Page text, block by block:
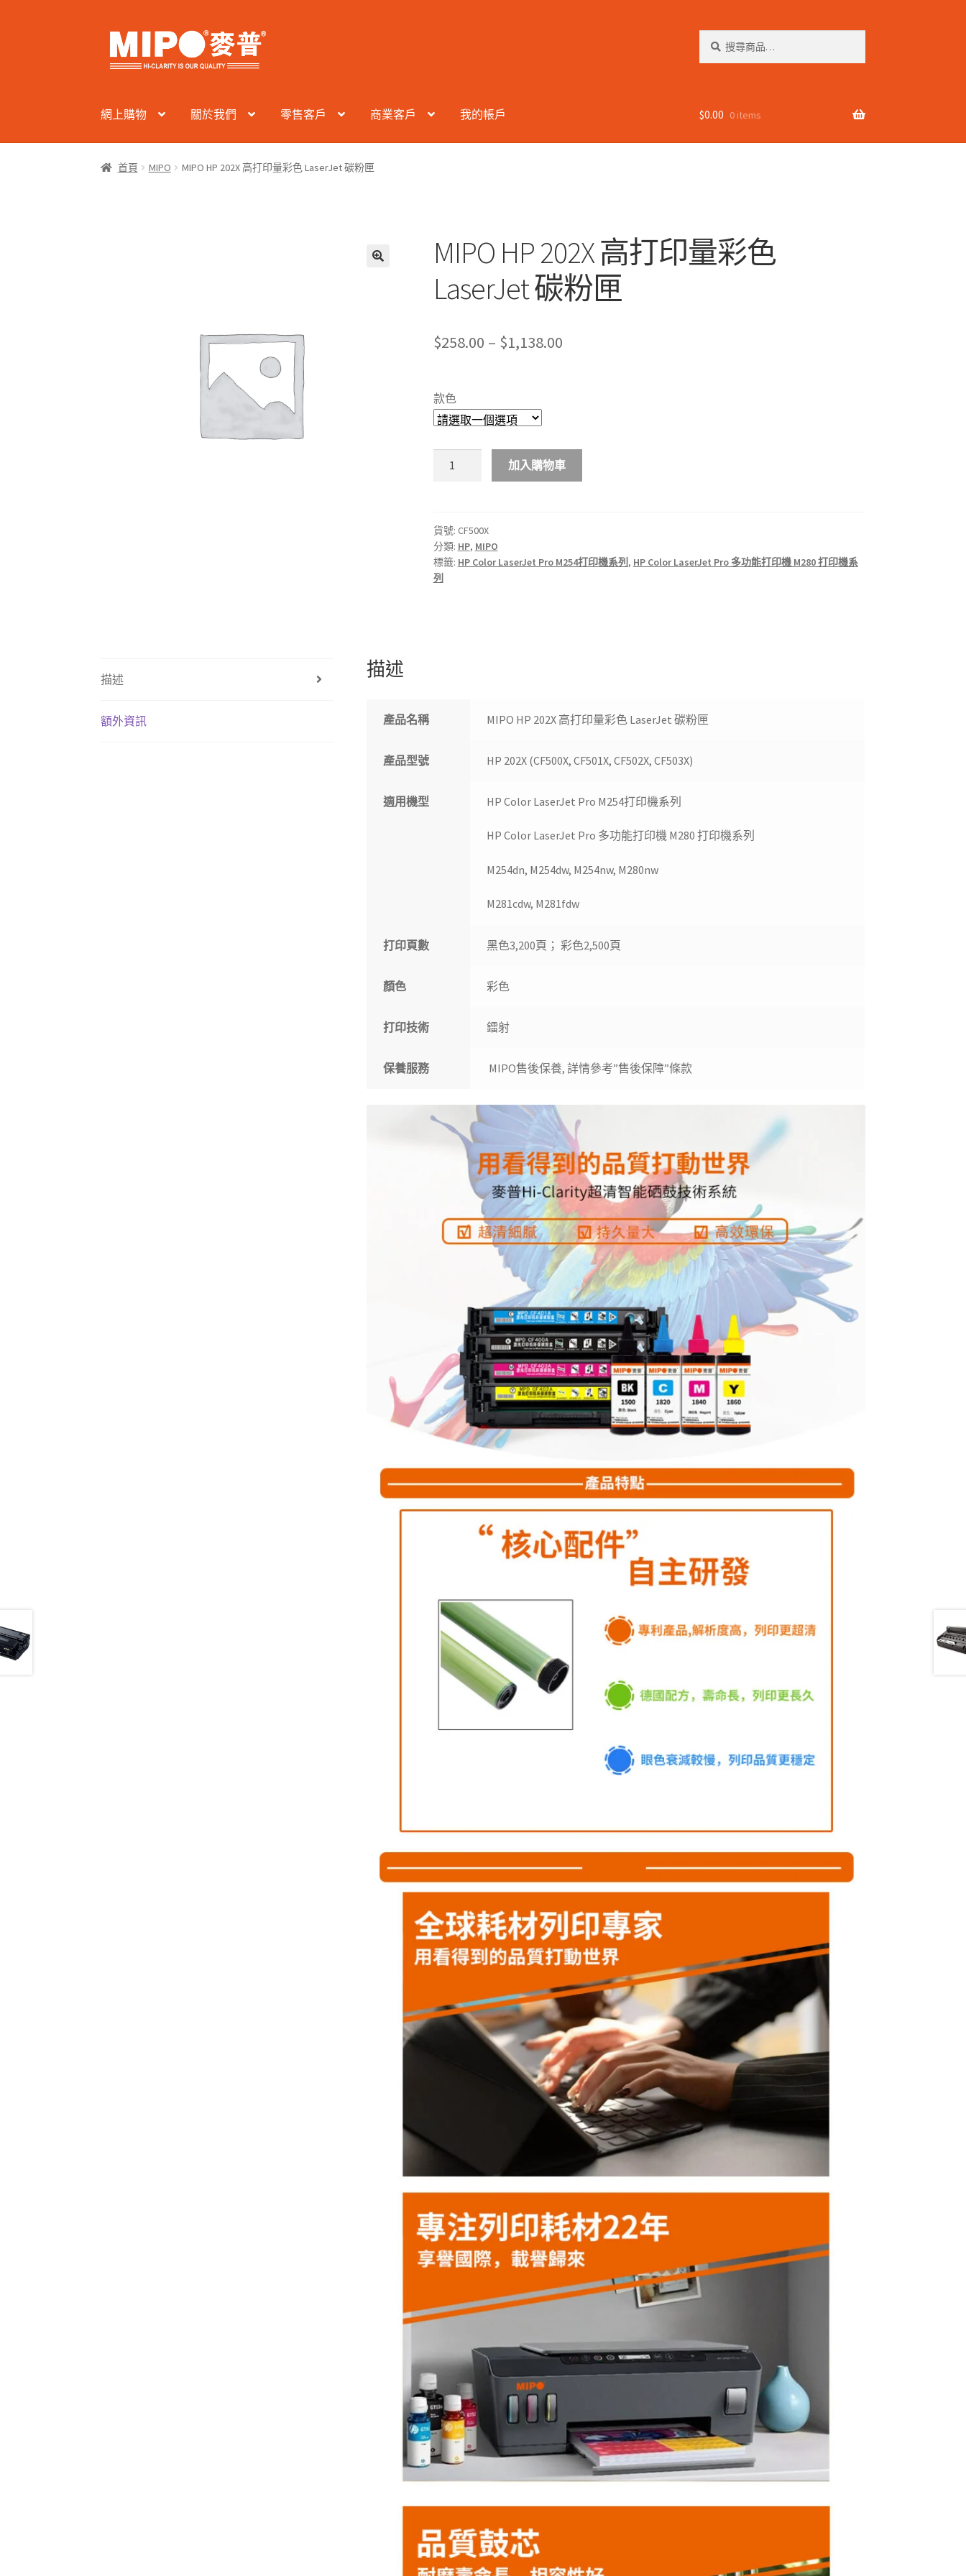
Skip
to
navigation
Skip
to
content
網上購物 關於我們 零售客戶 商業客戶 我的帳戶 $0.00 0 items
首頁 MIPO MIPO HP 202X 高打印量彩色 LaserJet 碳粉匣
MIPO HP 202X 高打印量彩色
LaserJet 碳粉匣
$258.00 – $1,138.00Price
$1,138.00
款色
打
印
量
彩
加入購物車
貨號: CF500X
分類: HP, MIPO
標籤: HP Color LaserJet Pro M254打印機系列 , HP Color LaserJet Pro 多功能打印機 M280 打印機系
列
描述
額外資訊
描述
產品名稱 MIPO HP 202X 高打印量彩色 LaserJet 碳粉匣
產品型號 HP 202X (CF500X, CF501X, CF502X, CF503X)
適用機型 HP Color LaserJet Pro M254打印機系列
HP Color LaserJet Pro 多功能打印機 M280 打印機系列
M254dn, M254dw, M254nw, M280nw
M281cdw, M281fdw
打印頁數 黑色3,200頁； 彩色2,500頁
顏色 彩色
打印技術 鐳射
保養服務 MIPO售後保養, 詳情參考”售後保障”條款